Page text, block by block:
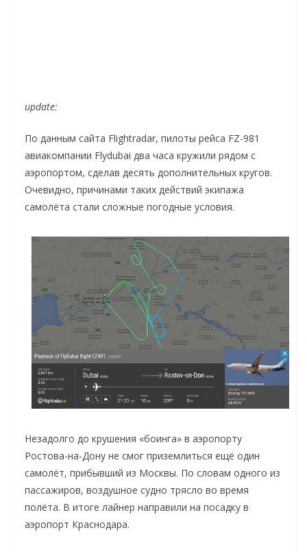
update:
По данным сайта Flightradar, пилоты рейса FZ-981
авиакомпании Flydubai два часа кружили рядом с
аэропортом, сделав десять дополнительных кругов.
Очевидно, причинами таких действий экипажа
самолёта стали сложные погодные условия.
Незадолго до крушения «боинга» в аэропорту
Ростова-на-Дону не смог приземлиться ещё один
самолёт, прибывший из Москвы. По словам одного из
пассажиров, воздушное судно трясло во время
полёта. В итоге лайнер направили на посадку в
аэропорт Краснодара.